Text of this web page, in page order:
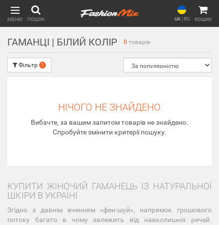
МЕНЮ ПОШУК UA | RU КОШИК
ГАМАНЦІ | БІЛИЙ КОЛІР 0 товарів
Фільтр 1
НІЧОГО НЕ ЗНАЙДЕНО
Вибачте, за вашим запитом товарів не знайдено.
Спробуйте змінити критерії пошуку.
КУПИТИ ЖІНОЧИЙ ГАМАНЕЦЬ ІЗ НАТУРАЛЬНОЇ
ШКІРИ В УКРАЇНІ
Згідно з давнім вченням «фен-шуй», напрямок грошового
потоку багато в чому залежить від навколишніх речей.